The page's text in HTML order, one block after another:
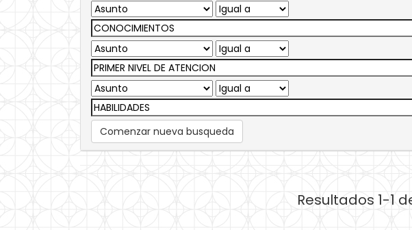
Comenzar nueva busqueda
Resultados 1-1